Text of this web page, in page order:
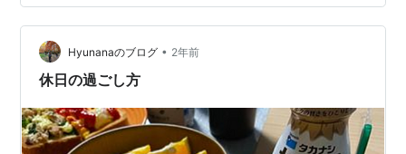
の１、オイスターソース大さじ１ 中華顆粒だし小さじ２
分の１、豆板醤小さじ１、水適当（180CC）を入れて沸
騰させる ④沸騰したら水溶き片栗粉でかためて完成 た
まごはお好みで作ってください🍳 こんな感じです↓ 完
Hyunanaのブログ • 2年前
休日の過ごし方